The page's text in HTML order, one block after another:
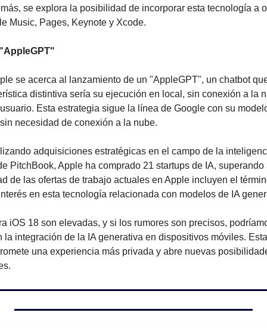
se explora la posibilidad de incorporar esta tecnología a
Music, Pages, Keynote y Xcode.
se acerca al lanzamiento de un "AppleGPT", un chatbot
distintiva sería su ejecución en local, sin conexión a la
Esta estrategia sigue la línea de Google con su
necesidad de conexión a la nube.
adquisiciones estratégicas en el campo de la
PitchBook, Apple ha comprado 21 startups de IA,
de las ofertas de trabajo actuales en Apple incluyen el
en esta tecnología relacionada con modelos de IA
iOS 18 son elevadas, y si los rumores son precisos,
la integración de la IA generativa en dispositivos móviles.
una experiencia más privada y abre nuevas